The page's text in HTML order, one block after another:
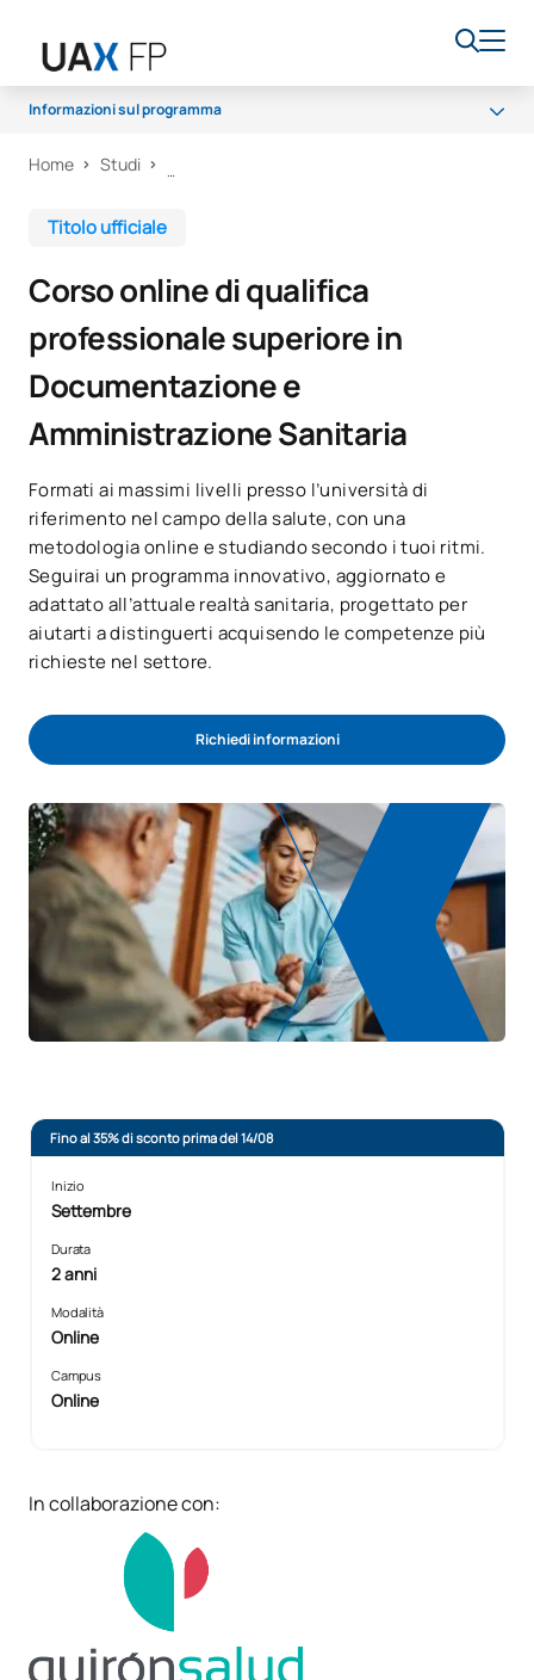
Informazioni sul programma
Programma
Opportunità di carriera
Home Studi
Titolo ufficiale
Corso online di qualifica
professionale superiore in
Documentazione e
Amministrazione Sanitaria
Formati ai massimi livelli presso l’università di
riferimento nel campo della salute, con una
metodologia online e studiando secondo i tuoi ritmi.
Seguirai un programma innovativo, aggiornato e
adattato all’attuale realtà sanitaria, progettato per
aiutarti a distinguerti acquisendo le competenze più
richieste nel settore.
Richiedi informazioni
Fino al 35% di sconto prima del 14/08
Inizio
Settembre
Durata
2 anni
Modalità
Online
Campus
Online
In collaborazione con: